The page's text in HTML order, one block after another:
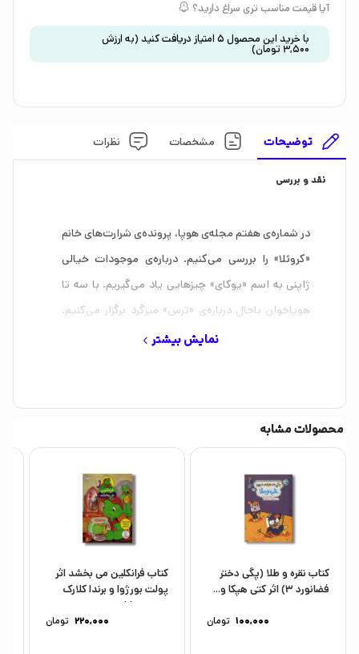
1402
ناشر:
آیا قیمت مناسب تری سراغ دارید؟
با خرید این محصول 5امتیاز دریافت کنید (به ارزش
3,500 تومان)
توضیحات مشخصات نظرات
نقد و بررسی
در شماره‌ی هفتم مجله‌ی هوپا، پرونده‌ی شرارت‌های خانم
«کروئلا» را بررسی می‌کنیم. درباره‌ی موجودات خیالی
ژاپنی به اسم «یوکای» چیزهایی یاد می‌گیریم. با سه تا
هوپاخوان‌ باحال درباره‌ی «ترس»‌ میزگرد برگزار می‌کنیم.
همراه دایناسور جهانگردمان جیگی، به کشور «مراکش»
نام «سیبیولا» درست می‌کنیم. از کتاب «اطلس
ماجراجویی دایناسورها»‌ رونمایی می‌کنیم. به موزه‌ی
کنجکاوی کنیم. پُست هیولای عزیز، آقای «براونی» را در
اپلیکیشن هیولاگرام می‌خوانیم. کارنامه‌ی ابرقهرمانی
«ژنراتور رکس» را بررسی می‌کنیم. کلی داستان می‌خوانیم
و سرگرم می‌شویم.
نمایش بیشتر
محصولات مشابه
کتاب نقره و طلا (پگی دختر
فضانورد 3) اثر کتی هپکا و...
100,000 تومان
کتاب فرانکلین می بخشد اثر
پولت بورژوا و برندا کلارک
ترجمه سارا...
220,000 تومان